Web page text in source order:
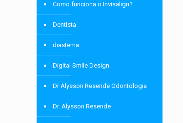
Como funciona o Invisalign?
Dentista
diastema
Digital Smile Design
Dr Alysson Resende Odontologia
Dr. Alysson Resende